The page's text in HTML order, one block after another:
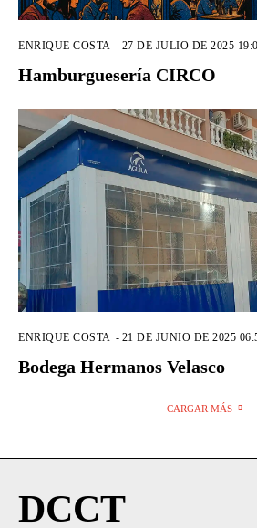
ENRIQUE COSTA - 27 DE JULIO DE 2025
Hamburguesería CIRCO
ENRIQUE COSTA - 21 DE JUNIO DE 2025
Bodega Hermanos Velasco
CARGAR MÁS
DCCT